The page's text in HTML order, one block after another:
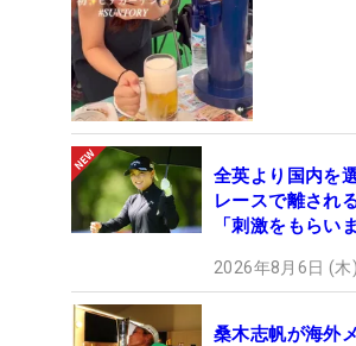
全英より国内を
レースで離され
「刺激をもらい
2026年8月6日 (
桑木志帆が海外